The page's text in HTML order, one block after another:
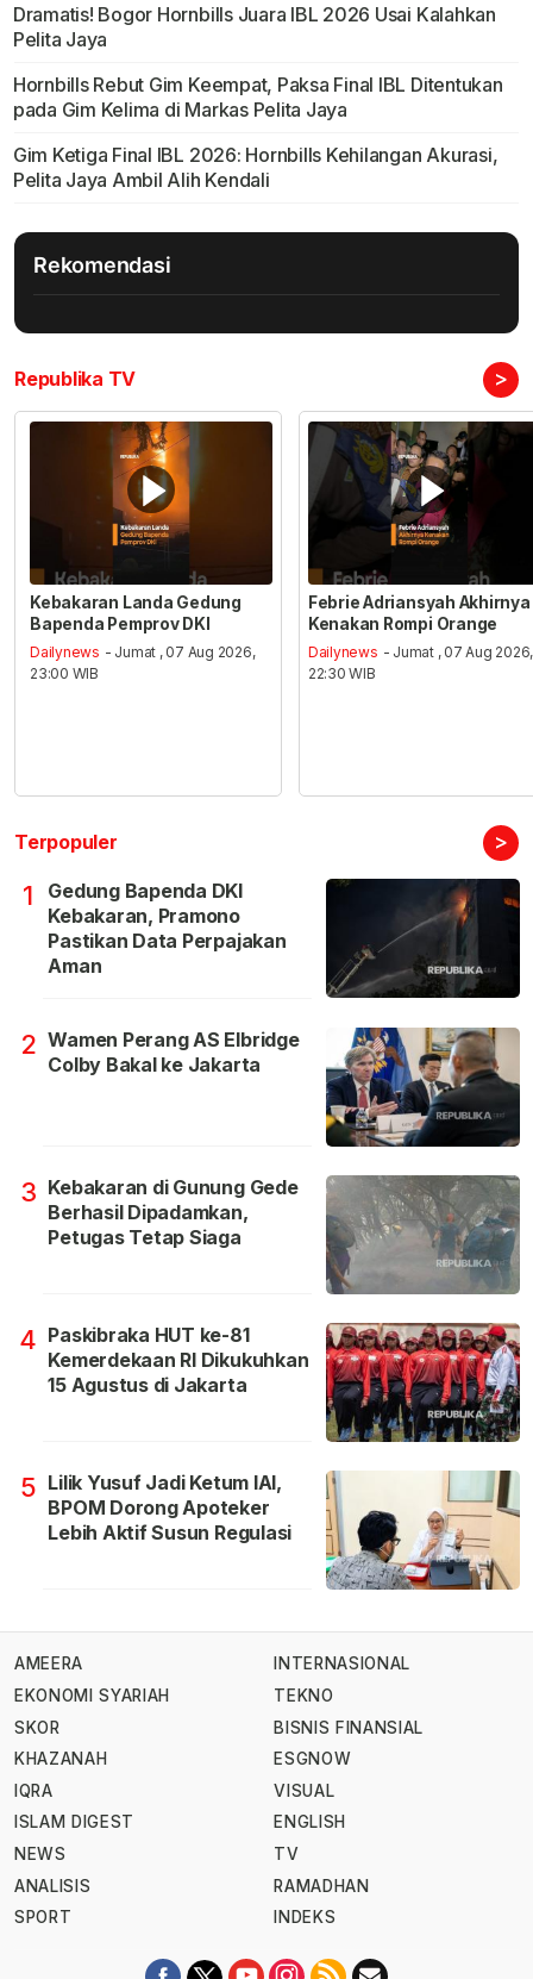
Dramatis! Bogor Hornbills Juara IBL 2026 Usai Kalahkan
Pelita Jaya
Hornbills Rebut Gim Keempat, Paksa Final IBL Ditentukan
pada Gim Kelima di Markas Pelita Jaya
Gim Ketiga Final IBL 2026: Hornbills Kehilangan Akurasi,
Pelita Jaya Ambil Alih Kendali
Rekomendasi
Republika TV >
Kebakaran Landa Gedung
Bapenda Pemprov DKI
Dailynews - Jumat , 07 Aug 2026,
23:00 WIB
Febrie Adriansyah Akhirnya
Kenakan Rompi Orange
Dailynews - Jumat , 07 Aug 2026,
22:30 WIB
Terpopuler >
1
Gedung Bapenda DKI
Kebakaran, Pramono
Pastikan Data Perpajakan
Aman
2 Wamen Perang AS Elbridge
Colby Bakal ke Jakarta
3 Kebakaran di Gunung Gede
Berhasil Dipadamkan,
Petugas Tetap Siaga
4 Paskibraka HUT ke-81
Kemerdekaan RI Dikukuhkan
15 Agustus di Jakarta
5 Lilik Yusuf Jadi Ketum IAI,
BPOM Dorong Apoteker
Lebih Aktif Susun Regulasi
AMEERA
EKONOMI SYARIAH
SKOR
KHAZANAH
IQRA
ISLAM DIGEST
NEWS
ANALISIS
SPORT
INTERNASIONAL
TEKNO
BISNIS FINANSIAL
ESGNOW
VISUAL
ENGLISH
TV
RAMADHAN
INDEKS